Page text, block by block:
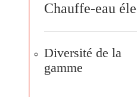
Chauffe-eau
Diversité de la
gamme